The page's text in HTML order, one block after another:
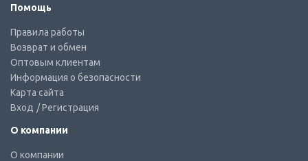
Помощь
Правила работы
Возврат и обмен
Оптовым клиентам
Информация о безопасности
Карта сайта
Вход / Регистрация
О компании
О компании